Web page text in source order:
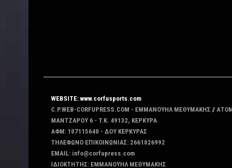
WEBSITE: www.corfusports.com
C.P.WEB-CORFUPRESS.COM - ΕΜΜΑΝΟΥΗΛ ΜΕΘΥΜΑΚΗΣ //
MANTZAΡΟΥ 6 - T.K. 49132, ΚΕΡΚΥΡΑ
ΑΦΜ: 107115640 - ΔΟΥ ΚΕΡΚΥΡΑΣ
ΤΗΛΕΦΩΝΟ ΕΠΙΚΟΙΝΩΝΙΑΣ: 2661026992
EMAIL: info@corfupress.com
ΙΔΙΟΚΤΗΤΗΣ: EMMANOYΗΛ ΜΕΘΥΜΑΚΗΣ